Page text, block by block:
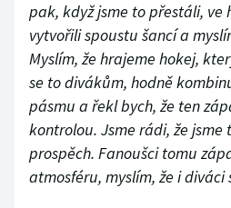
pak, když jsme to přestáli, ve
vytvořili spoustu šancí a
Myslím, že hrajeme hokej,
se to divákům, hodně
pásmu a řekl bych, že ten
kontrolou. Jsme rádi, že jsme
prospěch. Fanoušci tomu
atmosféru, myslím, že i diváci